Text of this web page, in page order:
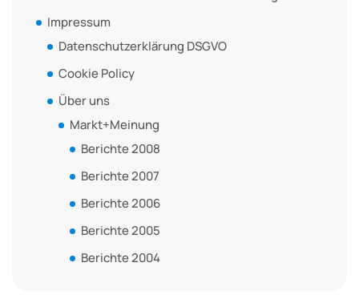
Impressum
Datenschutzerklärung DSGVO
Cookie Policy
Über uns
Markt+Meinung
Berichte 2008
Berichte 2007
Berichte 2006
Berichte 2005
Berichte 2004